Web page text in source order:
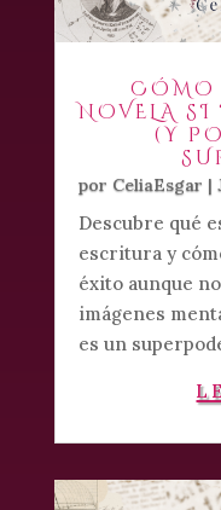
CÓMO
NOVELA SI
(Y
por CeliaEsgar |
Descubre qué
escritura y
éxito aunque
imágenes
es un